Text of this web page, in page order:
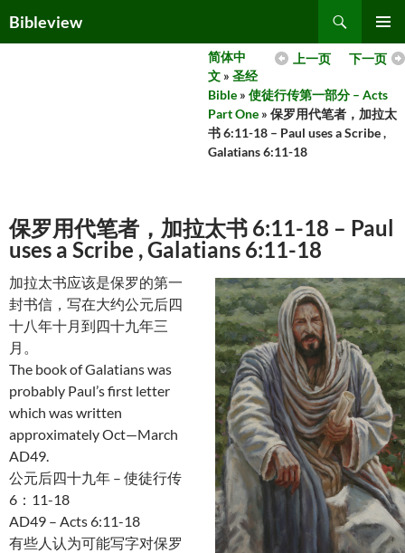
toBibleview
MENU
下一页
上一页
简体中
文 » 圣经
Bible » 使徒行传第一部分 – Acts
Part One » 保罗用代笔者，加拉太
书 6:11-18 – Paul uses a Scribe ,
Galatians 6:11-18
保罗用代笔者，加拉太书 6:11-18 – Paul
uses a Scribe , Galatians 6:11-18
加拉太书应该是保罗的第一
封书信，写在大约公元后四
十八年十月到四十九年三
月。
The book of Galatians was
probably Paul’s first letter
which was written
approximately Oct—March
AD49.
公元后四十九年 – 使徒行传
6：11-18
AD49 – Acts 6:11-18
有些人认为可能写字对保罗